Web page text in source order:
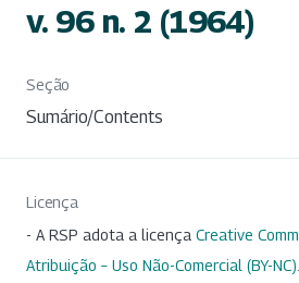
v. 96 n. 2 (1964)
Seção
Sumário/Contents
Licença
- A RSP adota a licença Creative
Atribuição – Uso Não-Comercial (BY-NC)